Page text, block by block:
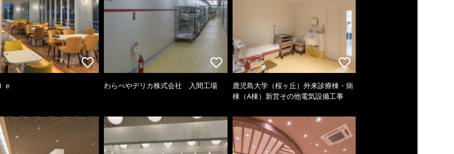
ｅ わらべやデリカ株式会社 入間工場
鹿児島大学（桜ヶ丘）外来診療棟・病
棟（A棟）新営その他電気設備工事